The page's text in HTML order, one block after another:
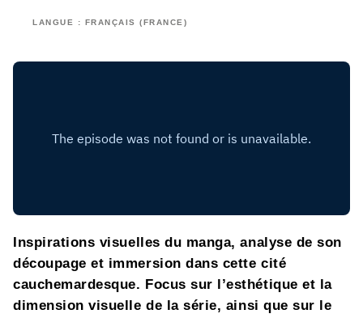
LANGUE : FRANÇAIS (FRANCE)
Inspirations visuelles du manga, analyse de son
découpage et immersion dans cette cité
cauchemardesque. Focus sur l’esthétique et la
dimension visuelle de la série, ainsi que sur le